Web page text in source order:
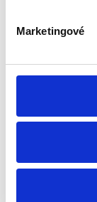
Marketingové